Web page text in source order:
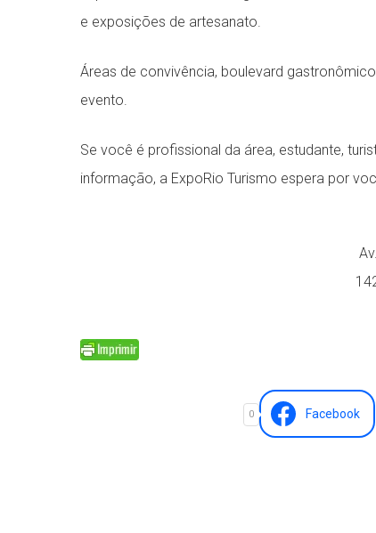
e exposições de artesanato.
Áreas de convivência, boulevard
evento.
Se você é profissional da área, estudante,
informação, a ExpoRio Turismo espera por
0 Facebook